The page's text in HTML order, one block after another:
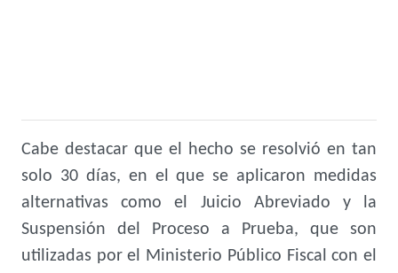
Cabe destacar que el hecho se resolvió en tan
solo 30 días, en el que se aplicaron medidas
alternativas como el Juicio Abreviado y la
Suspensión del Proceso a Prueba, que son
utilizadas por el Ministerio Público Fiscal con el